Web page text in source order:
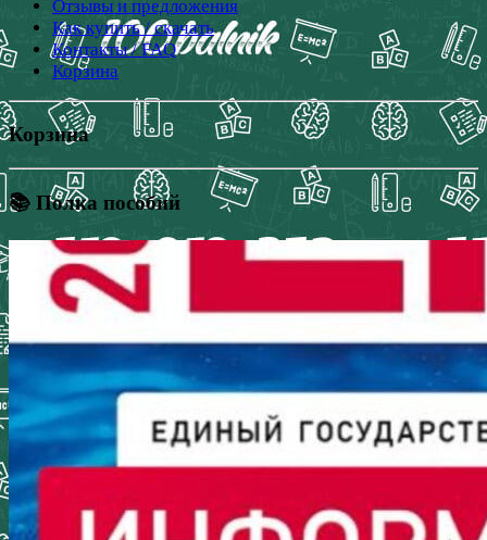
Отзывы и предложения
Как купить / скачать
Контакты / FAQ
Корзина
Корзина
📚 Полка пособий